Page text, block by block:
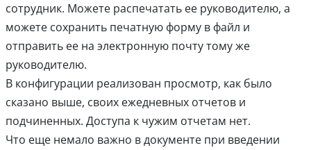
сотрудник. Можете распечатать ее руководителю, а
можете сохранить печатную форму в файл и
отправить ее на электронную почту тому же
руководителю.
В конфигурации реализован просмотр, как было
сказано выше, своих ежедневных отчетов и
подчиненных. Доступа к чужим отчетам нет.
Что еще немало важно в документе при введении